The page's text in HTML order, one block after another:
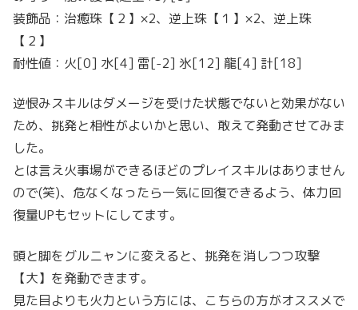
装飾品：治癒珠【２】×2、逆上珠【１】×2、逆上珠
【２】
耐性値：火[0] 水[4] 雷[-2] 氷[12] 龍[4] 計[18]
逆恨みスキルはダメージを受けた状態でないと効果がない
ため、挑発と相性がよいかと思い、敢えて発動させてみま
した。
とは言え火事場ができるほどのプレイスキルはありません
ので(笑)、危なくなったら一気に回復できるよう、体力回
復量UPもセットにしてます。
頭と脚をグルニャンに変えると、挑発を消しつつ攻撃
【大】を発動できます。
見た目よりも火力という方には、こちらの方がオススメで